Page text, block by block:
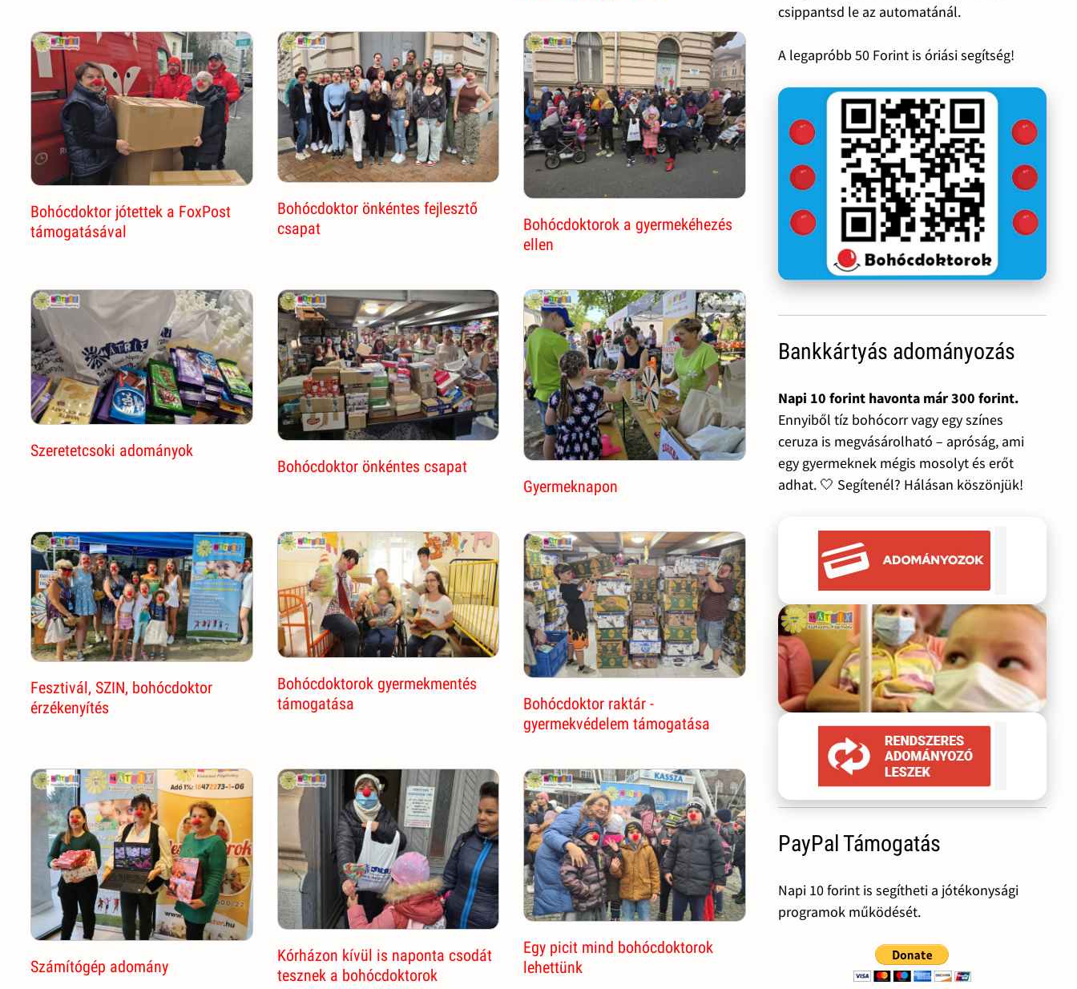
Bohócdoktor jótettek a FoxPost
támogatásával
Bohócdoktor önkéntes fejlesztő
csapat
Bohócdoktorok a gyermekéhezés
ellen
Szeretetcsoki adományok
Bohócdoktor önkéntes csapat
Gyermeknapon
Fesztivál, SZIN, bohócdoktor
érzékenyítés
Bohócdoktorok gyermekmentés
támogatása
Bohócdoktor raktár -
gyermekvédelem támogatása
Számítógép adomány
Kórházon kívül is naponta csodát
tesznek a bohócdoktorok
Egy picit mind bohócdoktorok
lehettünk
csippantsd le az automatánál.
A legapróbb 50 Forint is óriási segítség!
Bankkártyás adományozás
Napi 10 forint havonta már 300 forint.
Ennyiből tíz bohócorr vagy egy színes
ceruza is megvásárolható – apróság, ami
egy gyermeknek mégis mosolyt és erőt
adhat. 🤍 Segítenél? Hálásan köszönjük!
PayPal Támogatás
Napi 10 forint is segítheti a jótékonysági
programok működését.